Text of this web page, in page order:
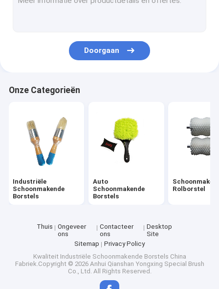
Doorgaan
Onze Categorieën
Industriële
Schoonmakende
Borstels
Auto
Schoonmakende
Borstels
Rolborstel
Thuis
Ongeveer
ons
Contacteer
ons
Desktop
Site
Sitemap
Privacy Policy
Kwaliteit Industriële Schoonmakende Borstels China
Fabriek.Copyright © 2026 Anhui Qianshan Yongxing Special Brush
Co., Ltd. All Rights Reserved.